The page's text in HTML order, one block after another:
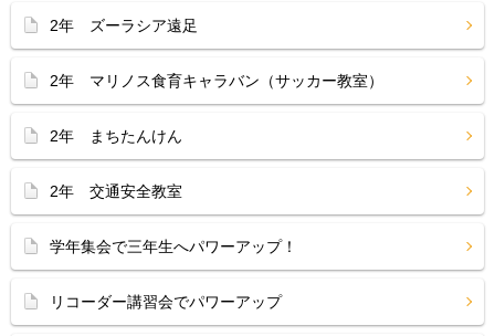
2年 ズーラシア遠足
2年 マリノス食育キャラバン（サッカー教室）
2年 まちたんけん
2年 交通安全教室
学年集会で三年生へパワーアップ！
リコーダー講習会でパワーアップ